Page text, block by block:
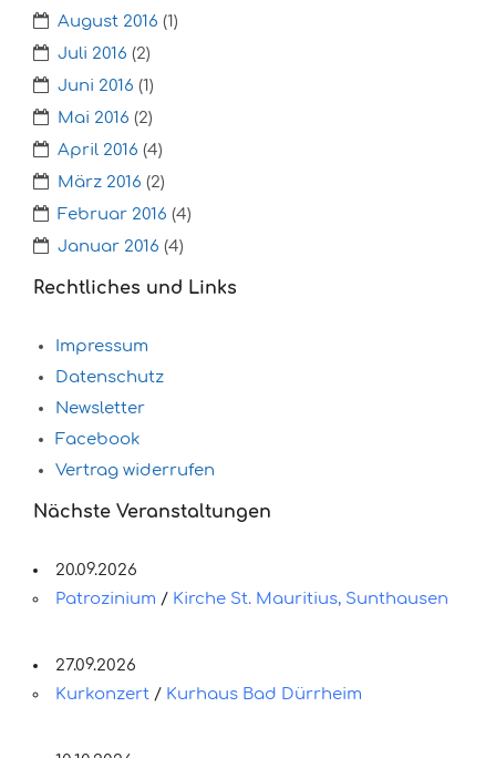
August 2016 (1)
Juli 2016 (2)
Juni 2016 (1)
Mai 2016 (2)
April 2016 (4)
März 2016 (2)
Februar 2016 (4)
Januar 2016 (4)
Rechtliches und Links
Impressum
Datenschutz
Newsletter
Facebook
Vertrag widerrufen
Nächste Veranstaltungen
20.09.2026
Patrozinium / Kirche St. Mauritius, Sunthausen
27.09.2026
Kurkonzert / Kurhaus Bad Dürrheim